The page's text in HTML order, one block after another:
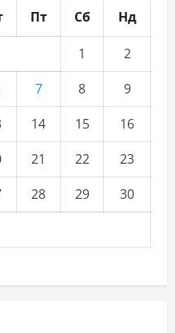
Пт Сб Нд
1
2
7 8
9
14 15
16
21 22
23
28 29
30